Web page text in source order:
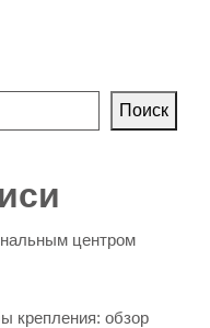
Поиск
центром
крепления: обзор